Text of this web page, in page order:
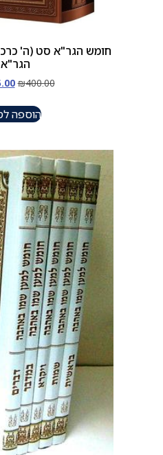
חומש הגר"א סט (ה'
הגר"א
₪400.00
הוספה